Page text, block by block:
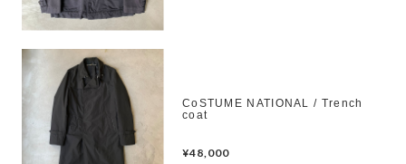
CoSTUME NATIONAL / Trench
coat
¥48,000